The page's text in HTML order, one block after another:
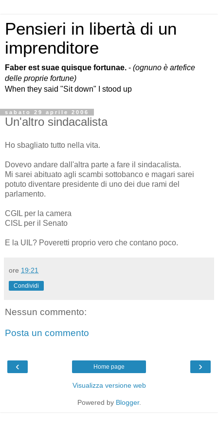
Pensieri in libertà di un
imprenditore
Faber est suae quisque fortunae. - (ognuno è artefice
delle proprie fortune)
When they said "Sit down" I stood up
sabato 29 aprile 2006
Un'altro sindacalista
Ho sbagliato tutto nella vita.
Dovevo andare dall'altra parte a fare il sindacalista.
Mi sarei abituato agli scambi sottobanco e magari sarei
potuto diventare presidente di uno dei due rami del
parlamento.
CGIL per la camera
CISL per il Senato
E la UIL? Poveretti proprio vero che contano poco.
ore 19:21
Condividi
Nessun commento:
Posta un commento
‹ ›
Home page
Visualizza versione web
Powered by Blogger.